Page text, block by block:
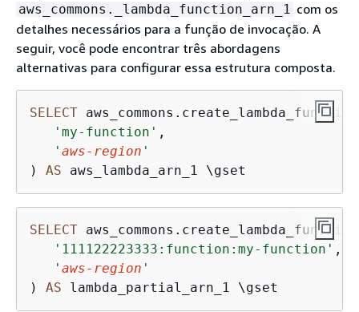
aws_commons._lambda_function_arn_1 com os
detalhes necessários para a função de invocação. A
seguir, você pode encontrar três abordagens
alternativas para configurar essa estrutura composta.
SELECT
'my-function' ,
' aws-region '
) AS
SELECT
'111122223333:function:my-function' ,
' aws-region '
) AS